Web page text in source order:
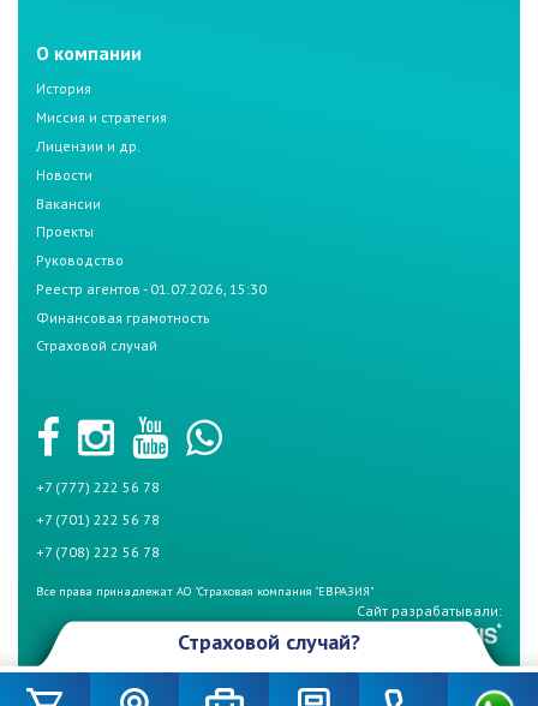
О компании
История
Миссия и стратегия
Лицензии и др.
Новости
Вакансии
Проекты
Руководство
Реестр агентов - 01.07.2026, 15:30
Финансовая грамотность
Страховой случай
+7 (777) 222 56 78
+7 (701) 222 56 78
+7 (708) 222 56 78
Все права принадлежат АО "Страховая компания "ЕВРАЗИЯ"
Сайт разрабатывали:
Страховой случай?